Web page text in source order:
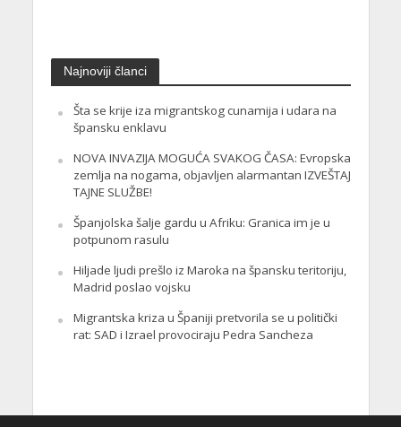
Najnoviji članci
Šta se krije iza migrantskog cunamija i udara na
špansku enklavu
NOVA INVAZIJA MOGUĆA SVAKOG ČASA: Evropska
zemlja na nogama, objavljen alarmantan IZVEŠTAJ
TAJNE SLUŽBE!
Španjolska šalje gardu u Afriku: Granica im je u
potpunom rasulu
Hiljade ljudi prešlo iz Maroka na špansku teritoriju,
Madrid poslao vojsku
Migrantska kriza u Španiji pretvorila se u politički
rat: SAD i Izrael provociraju Pedra Sancheza